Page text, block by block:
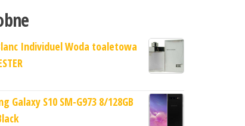
Individuel Woda toaletowa
Galaxy S10 SM-G973 8/128GB